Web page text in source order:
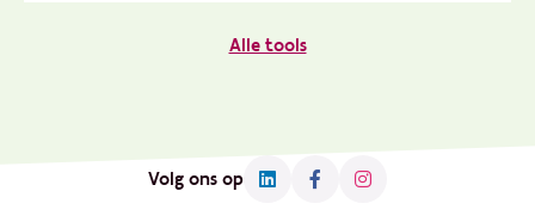
Alle tools
Volg ons op